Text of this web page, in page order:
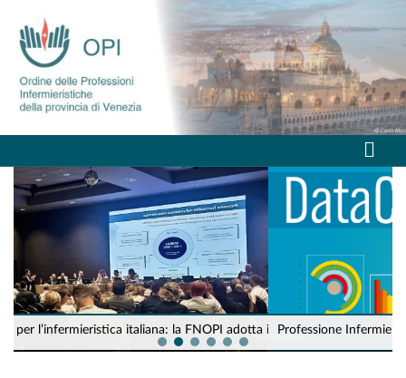
il linguaggio standardizzato
Professione Infermieristica 2026: crescono gli Iscritti e